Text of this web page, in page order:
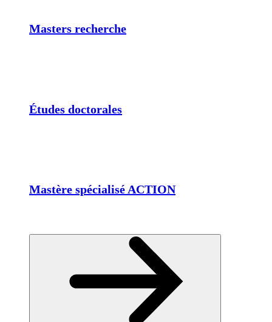
Masters recherche
Études doctorales
Mastère spécialisé ACTION